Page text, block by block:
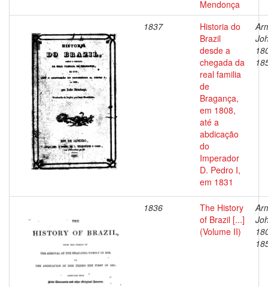
Mendonça
1837
Historia do
Brazil
desde a
chegada da
real familia
de
Bragança,
em 1808,
até a
abdicação
do
Imperador
D. Pedro I,
em 1831
1836
The History
of Brazil [...]
(Volume II)